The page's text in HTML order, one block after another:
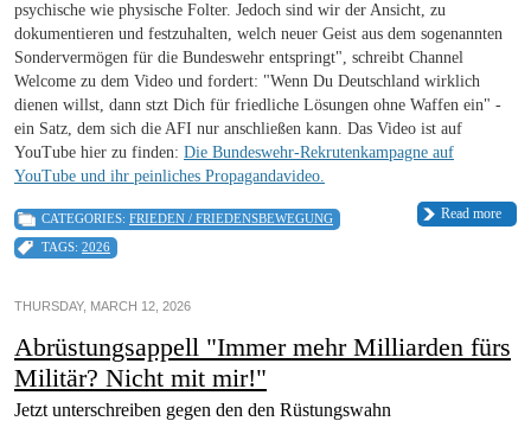
psychische wie physische Folter. Jedoch sind wir der Ansicht, zu
dokumentieren und festzuhalten, welch neuer Geist aus dem sogenannten
Sondervermögen für die Bundeswehr entspringt", schreibt Channel
Welcome zu dem Video und fordert: "Wenn Du Deutschland wirklich
dienen willst, dann stzt Dich für friedliche Lösungen ohne Waffen ein" -
ein Satz, dem sich die AFI nur anschließen kann. Das Video ist auf
YouTube hier zu finden: Die Bundeswehr-Rekrutenkampagne auf
YouTube und ihr peinliches Propagandavideo.
Read more
CATEGORIES: FRIEDEN / FRIEDENSBEWEGUNG
TAGS: 2026
THURSDAY, MARCH 12, 2026
Abrüstungsappell "Immer mehr Milliarden fürs
Militär? Nicht mit mir!"
Jetzt unterschreiben gegen den den Rüstungswahn